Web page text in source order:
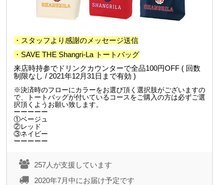
・スタッフより感謝のメッセージ送信
・SAVE THE Shangri-La トートバッグ
来店時持参でドリンクカウンターで全品100円OFF ( 回数
制限なし / 2021年12月31日まで有効 )
※決済時のフローにカラーをお選び頂く選択肢がございますの
で、トートバッグが付いているコースをご購入の方は必ずご選
択頂くようお願い致します。
ーーーーー
①ベージュ
②レッド
③ネイビー
ーーーーー
257人が支援しています
2020年7月中にお届け予定です